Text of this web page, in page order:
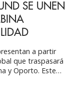
SE UNEN
a partir
que traspasará
y Oporto. Este
2019 varias